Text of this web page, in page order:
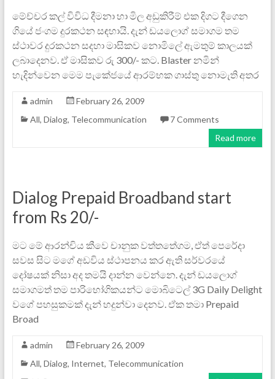
මේච්චර කල් විවිධ දීමනා හා මිල අඩුකිරීම් එක දිගට දීගෙන
ගියේ ජංගම දුරකථන සඳහායි. දැන් ඩයලොග් සමාගම තම
ස්ථාවර දුරකථන සදහා මාසිකව නොමිලේ ඇමතුම් කාලයක්
ලබාදෙනව. ඒ මාසිකව රු 300/- කට. Blaster නමින්
හැදින්වෙන මෙම පැකේජයේ ආරම්භක ගාස්තු නොමැති අතර
admin
February 26, 2009
All, Dialog, Telecommunication
7 Comments
Read more
Dialog Prepaid Broadband start
from Rs 20/-
ම‍ට මේ ආරන්චිය කීවෙ චානුක වත්තතේගම, ඒත් පෙරේදා
සවස සිට මගේ අඩවිය ස්ථාපනය කර ඇති සර්වරයේ
දෝෂයක් නිසා අද තමයි දාන්න වෙන්නෙ. දැන් ඩයලොග්
සමාගමත් තම පාරි‍භෝගිකයන්ට මොබිටෙල් 3G Daily Delight
වගේ පහසුකමක් දැන් හදුන්වා දෙනව. ඒක තමා Prepaid
Broad
admin
February 26, 2009
All, Dialog, Internet, Telecommunication